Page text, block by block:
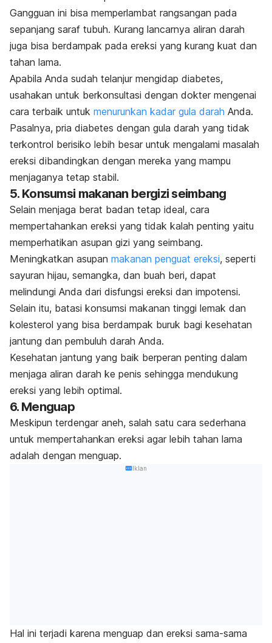
Gangguan ini bisa memperlambat rangsangan pada
sepanjang saraf tubuh. Kurang lancarnya aliran darah
juga bisa berdampak pada ereksi yang kurang kuat dan
tahan lama.
Apabila Anda sudah telanjur mengidap diabetes,
usahakan untuk berkonsultasi dengan dokter mengenai
cara terbaik untuk menurunkan kadar gula darah Anda.
Pasalnya, pria diabetes dengan gula darah yang tidak
terkontrol berisiko lebih besar untuk mengalami masalah
ereksi dibandingkan dengan mereka yang mampu
menjaganya tetap stabil.
5. Konsumsi makanan bergizi seimbang
Selain menjaga berat badan tetap ideal, cara
mempertahankan ereksi yang tidak kalah penting yaitu
memperhatikan asupan gizi yang seimbang.
Meningkatkan asupan makanan penguat ereksi, seperti
sayuran hijau, semangka, dan buah beri, dapat
melindungi Anda dari disfungsi ereksi dan impotensi.
Selain itu, batasi konsumsi makanan tinggi lemak dan
kolesterol yang bisa berdampak buruk bagi kesehatan
jantung dan pembuluh darah Anda.
Kesehatan jantung yang baik berperan penting dalam
menjaga aliran darah ke penis sehingga mendukung
ereksi yang lebih optimal.
6. Menguap
Meskipun terdengar aneh, salah satu cara sederhana
untuk mempertahankan ereksi agar lebih tahan lama
adalah dengan menguap.
Iklan
Hal ini terjadi karena menguap dan ereksi sama-sama